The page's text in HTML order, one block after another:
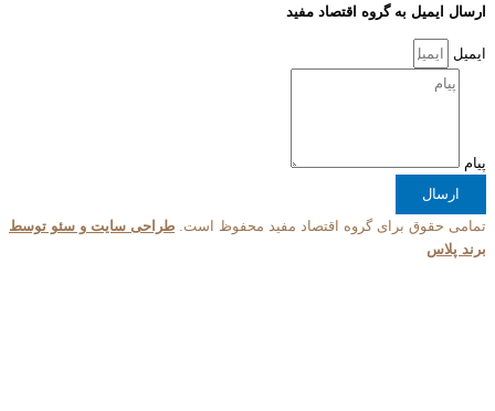
به گروه اقتصاد مفید
برای گروه اقتصاد مفید محفوظ است.طراحی سایت و سئو توسط